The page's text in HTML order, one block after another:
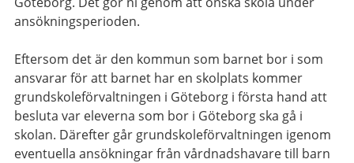
ansökningsperioden.
Eftersom det är den kommun som barnet bor i som
ansvarar för att barnet har en skolplats kommer
grundskoleförvaltningen i Göteborg i första hand att
besluta var eleverna som bor i Göteborg ska gå i
skolan. Därefter går grundskoleförvaltningen igenom
eventuella ansökningar från vårdnadshavare till barn